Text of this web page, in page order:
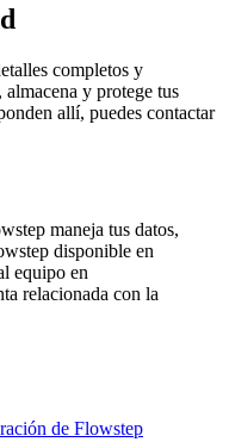
completos y
y protege tus
allí, puedes contactar
maneja tus datos,
disponible en
equipo en
relacionada con la
de Flowstep